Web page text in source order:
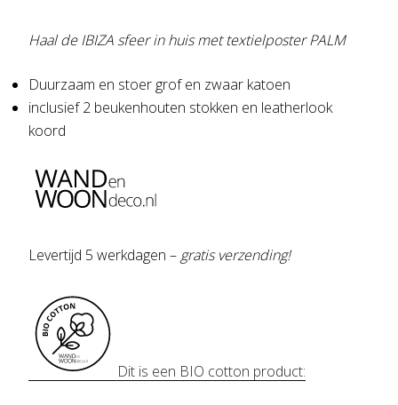
Haal de IBIZA sfeer in huis met textielposter PALM
Duurzaam en stoer grof en zwaar katoen
inclusief 2 beukenhouten stokken en leatherlook
koord
Levertijd 5 werkdagen – gratis verzending!
Dit is een BIO cotton product: